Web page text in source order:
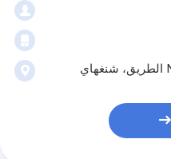
منطقة كسوهوي No.2588 Longwu الطريق، شنغهاي